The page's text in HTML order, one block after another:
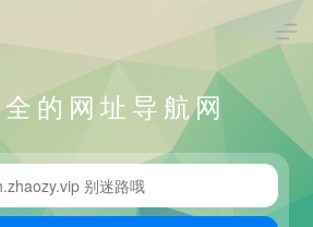
的网址导航网